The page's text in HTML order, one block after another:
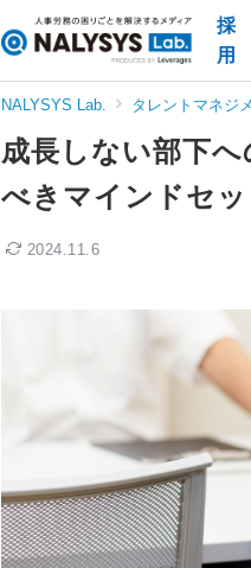
Lab.
シ
ラ
採
用
NALYSYS Lab. タレントマネジ
成長しない部下
べきマインドセ
2024.11.6